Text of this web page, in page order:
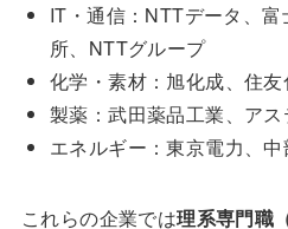
IT・通信：NTTデータ、
所、NTTグループ
化学・素材：旭化成、住
製薬：武田薬品工業、ア
エネルギー：東京電力、
これらの企業では理系専門職